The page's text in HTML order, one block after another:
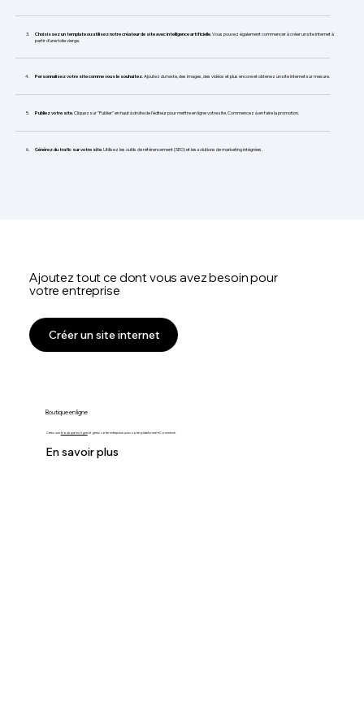
Choisissez un template ou utilisez notre créateur de site avec intelligence artificielle. Vous pouvez également commencer à créer un site internet à
partir d'une toile vierge.
​Personnalisez votre site comme vous le souhaitez. Ajoutez du texte, des images, des vidéos et plus encore et obtenez un site internet sur mesure.
Publiez votre site. Cliquez sur "Publier" en haut à droite de l'éditeur pour mettre en ligne votre site. Commencez à en faire la promotion.
Générez du trafic sur votre site. Utilisez les outils de référencement (SEO) et les solutions de marketing intégrées.
Ajoutez tout ce dont vous avez besoin pour
votre entreprise
Créer un site internet
Boutique en ligne
Créez une boutique en ligneet gérez votre entreprise avec notre plateforme eCommerce.
En savoir plus